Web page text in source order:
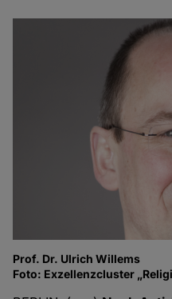
Prof. Dr. Ulrich Willems
Foto: Exzellenzcluster